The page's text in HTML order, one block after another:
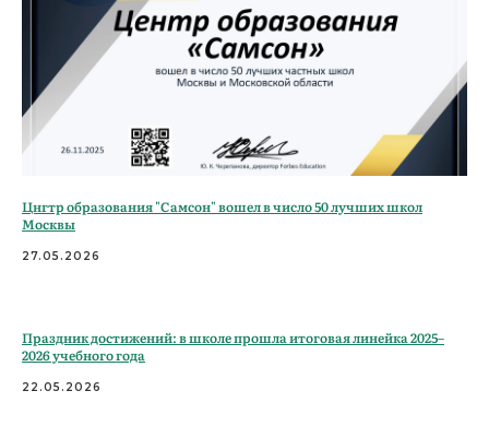
Цнгтр образования "Самсон" вошел в число 50 лучших школ
Москвы
27.05.2026
Праздник достижений: в школе прошла итоговая линейка 2025–
2026 учебного года
22.05.2026